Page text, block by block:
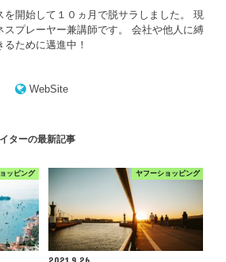
を開始して１０ヵ月で脱サラしました。 現
スプレーヤー兼講師です。 会社や他人に縛
るために邁進中！
WebSite
ターの最新記事
ッピング ヤフーショッピング